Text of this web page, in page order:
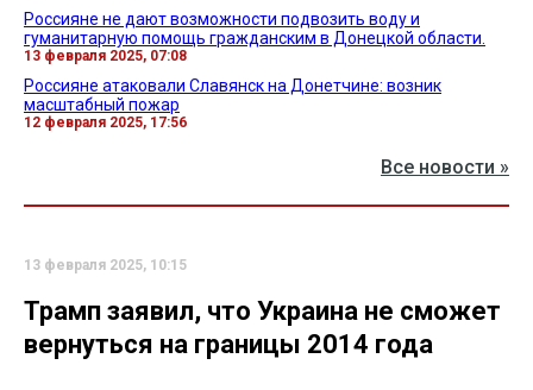
Россияне не дают возможности подвозить воду и
гуманитарную помощь гражданским в Донецкой области.
13 февраля 2025, 07:08
Россияне атаковали Славянск на Донетчине: возник
масштабный пожар
12 февраля 2025, 17:56
Все новости »
13 февраля 2025, 10:15
Трамп заявил, что Украина не сможет
вернуться на границы 2014 года